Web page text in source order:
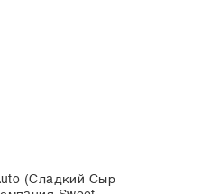
(Сладкий Сыр